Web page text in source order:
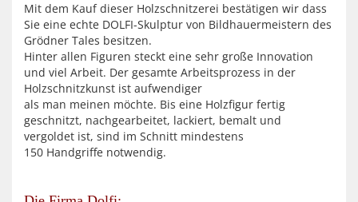
Mit dem Kauf dieser Holzschnitzerei bestätigen wir dass
Sie eine echte DOLFI-Skulptur von Bildhauermeistern des
Grödner Tales besitzen.
Hinter allen Figuren steckt eine sehr große Innovation
und viel Arbeit. Der gesamte Arbeitsprozess in der
Holzschnitzkunst ist aufwendiger
als man meinen möchte. Bis eine Holzfigur fertig
geschnitzt, nachgearbeitet, lackiert, bemalt und
vergoldet ist, sind im Schnitt mindestens
150 Handgriffe notwendig.